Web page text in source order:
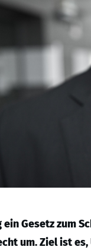
Gesetz zum
um. Ziel ist